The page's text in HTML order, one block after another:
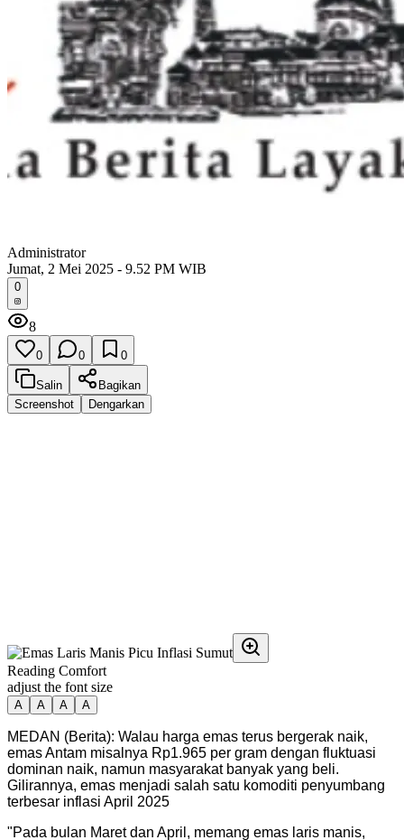
Administrator
Jumat, 2 Mei 2025 - 9.52 PM WIB
0
8
0 0 0
Salin
Bagikan
Screenshot
Dengarkan
Reading Comfort
adjust the font size
A A A A
MEDAN (Berita): Walau harga emas terus bergerak naik,
emas Antam misalnya Rp1.965 per gram dengan fluktuasi
dominan naik, namun masyarakat banyak yang beli.
Gilirannya, emas menjadi salah satu komoditi penyumbang
terbesar inflasi April 2025
"Pada bulan Maret dan April, memang emas laris manis,